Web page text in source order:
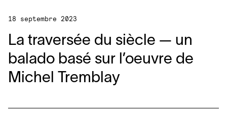
18 septembre 2023
La traversée du siècle — un
balado basé sur l’oeuvre de
Michel Tremblay